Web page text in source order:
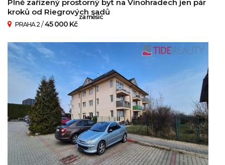
Plně zařízený prostorný byt na Vinohradech jen pár
kroků od Riegrových sadů
PRAHA 2 /45 000 Kč
za měsíc